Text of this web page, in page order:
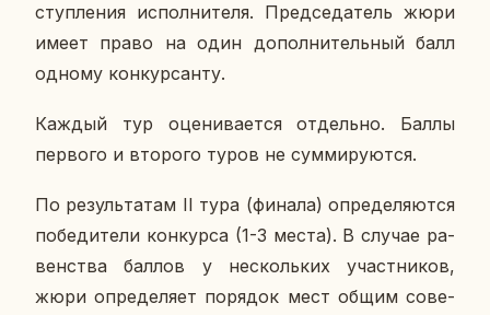
ступ­ле­ния ис­пол­ни­те­ля. Пред­се­да­тель жюри
имеет право на один до­пол­ни­тель­ный балл
одному кон­кур­сан­ту.
Каждый тур оце­ни­ва­ет­ся от­дель­но. Баллы
пер­во­го и вто­ро­го туров не сум­ми­ру­ют­ся.
По ре­зуль­та­там II тура (финала) опре­де­ля­ют­ся
по­бе­ди­те­ли кон­кур­са (1-3 места). В случае ра­
вен­ства баллов у несколь­ких участ­ни­ков,
жюри опре­де­ля­ет по­ря­док мест общим со­ве­